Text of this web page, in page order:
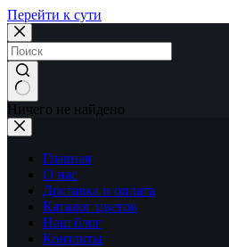
Перейти к сути
Ничего не найдено
Главная
О нас
Доставка и оплата
Каталог цветов
Наш блог
Контакты